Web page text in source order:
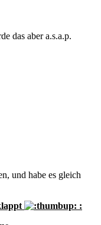
das aber a.s.a.p.
und habe es gleich
: